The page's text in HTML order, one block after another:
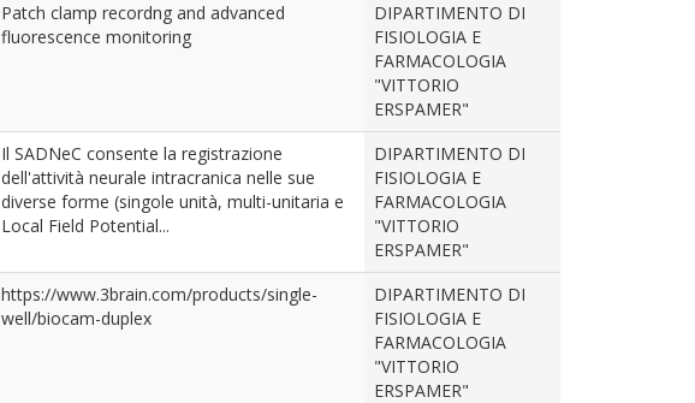
Patch clamp recordng and advanced
fluorescence monitoring
DIPARTIMENTO DI
FISIOLOGIA E
FARMACOLOGIA
"VITTORIO
ERSPAMER"
Il SADNeC consente la registrazione
dell'attività neurale intracranica nelle sue
diverse forme (singole unità, multi-unitaria e
Local Field Potential...
DIPARTIMENTO DI
FISIOLOGIA E
FARMACOLOGIA
"VITTORIO
ERSPAMER"
https://www.3brain.com/products/single-
well/biocam-duplex
DIPARTIMENTO DI
FISIOLOGIA E
FARMACOLOGIA
"VITTORIO
ERSPAMER"